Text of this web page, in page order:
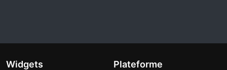
Widgets Plateforme